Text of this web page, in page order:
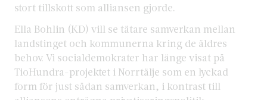
stort tillskott som alliansen gjorde.
Ella Bohlin (KD) vill se tätare samverkan mellan
landstinget och kommunerna kring de äldres
behov. Vi socialdemokrater har länge visat på
TioHundra-projektet i Norrtälje som en lyckad
form för just sådan samverkan, i kontrast till